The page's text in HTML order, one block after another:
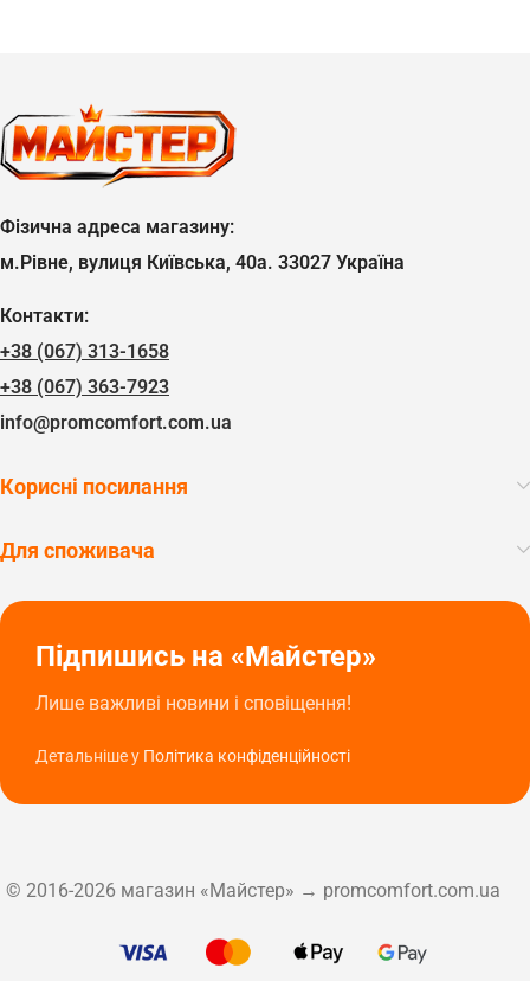
Фізична адреса магазину:
м.Рівне, вулиця Київська, 40а. 33027 Україна
Контакти:
+38 (067) 313-1658
+38 (067) 363-7923
info@promcomfort.com.ua
Корисні посилання
Для споживача
Підпишись на «Майстер»
Лише важливі новини і сповіщення!
Детальніше у Політика конфіденційності
© 2016-2026 магазин «Майстер» → promcomfort.com.ua